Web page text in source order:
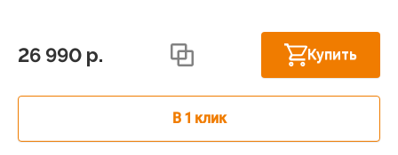
26 990 p. Купить
В 1 клик
штук